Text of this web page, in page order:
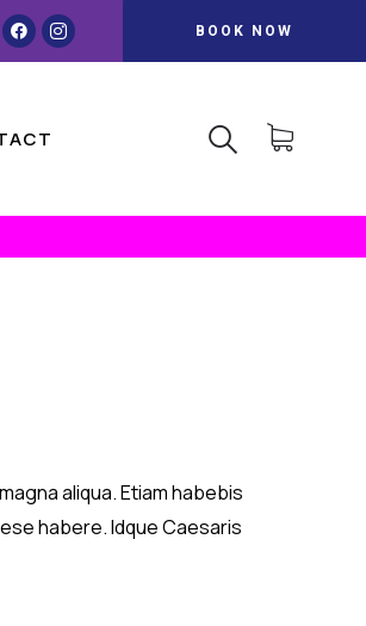
BOOK NOW
aliqua. Etiam habebis
habere. Idque Caesaris